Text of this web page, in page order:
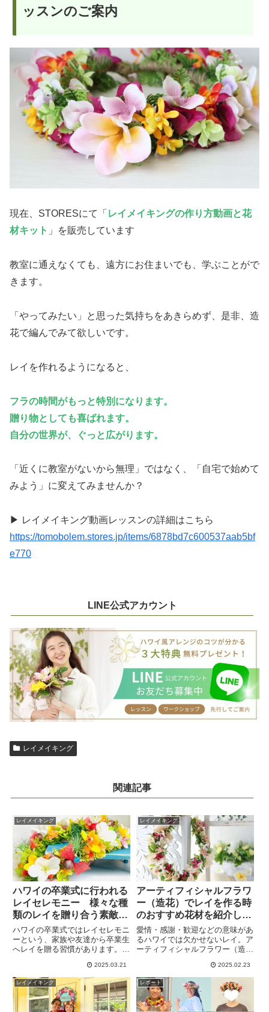
ッスンのご案内
現在、STORESにて「 レイメイキングの作り方動画と花
材キット 」を販売しています
教室に通えなくても、遠方にお住まいでも、学ぶことがで
きます。
「やってみたい」と思った気持ちをあきらめず、是非、造
花で編んでみて欲しいです。
レイを作れるようになると、
フラの時間がもっと特別になります。
贈り物としても喜ばれます。
自分の世界が、ぐっと広がります。
「近くに教室がないから無理」ではなく、「自宅で始めて
みよう」に変えてみませんか？
▶ レイメイキング動画レッスンの詳細はこちら
https://tomobolem.stores.jp/items/6878bd7c600537aab5bf
e770
LINE公式アカウント
レイメイキング
関連記事
レイメイキング
ハワイの卒業式に行われる
レイセレモニー 様々な種
類のレイを贈り合う素敵な
習慣
ハワイの卒業式ではレイセレモニ
ーという、家族や友達から卒業生
へレイを贈る習慣があります。卒
ィレイ、リボンレイ、ククイのレ
イ、お花のレイなど種類は様々。
オーダーいただいたレイは唯一無
二のこだわりのレイになりまし
た。
2025.03.21
レイメイキング
アーティフィシャルフラワ
ー（造花）でレイを作る時
のおすすめ花材を紹介しま
す
愛情・感謝・歓迎などの意味があ
るハワイでは欠かせないレイ。ア
ーティフィシャルフラワー（造
花材を使うと作りやすいか。造花
で作るメリット・デメリットもお
伝えしデメリットを改善できるよ
うな花材選びも紹介します。
2025.02.23
レイメイキング レポート